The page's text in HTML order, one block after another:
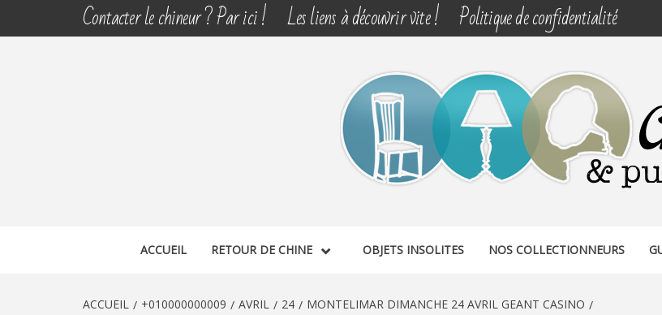
Contacter le chineur ? Par ici ! Les liens à découvrir vite ! Politique de confidentialité
CHINE &
ACCUEIL RETOUR DE CHINE OBJETS INSOLITES NOS COLLECTIONNEURS
ACCUEIL +010000000009 AVRIL 24
MONTELIMAR DIMANCHE 24 AVRIL GEANT CASINO